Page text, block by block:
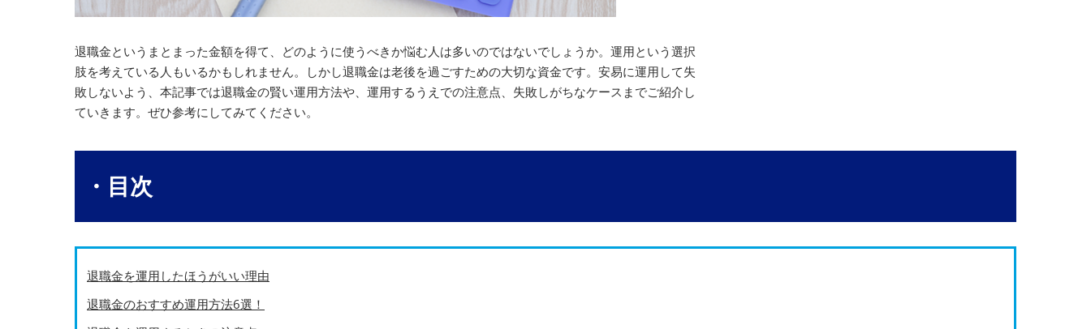
退職金というまとまった金額を得て、どのように使うべきか悩む人は多いのではないでしょうか。運用という選択
肢を考えている人もいるかもしれません。しかし退職金は老後を過ごすための大切な資金です。安易に運用して失
敗しないよう、本記事では退職金の賢い運用方法や、運用するうえでの注意点、失敗しがちなケースまでご紹介し
ていきます。ぜひ参考にしてみてください。
・目次
退職金を運用したほうがいい理由
退職金のおすすめ運用方法6選！